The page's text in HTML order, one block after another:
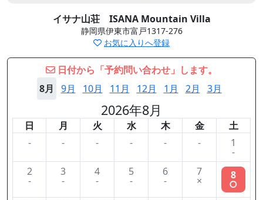
イサナ山荘 ISANA Mountain Villa
静岡県伊東市富戸1317-276
お気に入りへ登録
日付から「予約問い合わせ」します。
8月
9月 10月 11月 12月 1月 2月 3月
2026年8月
日 月 火 水 木 金
土
-
- - - - - 1
-
2
-
3
-
4
-
5
-
6
-
7
× 8
○